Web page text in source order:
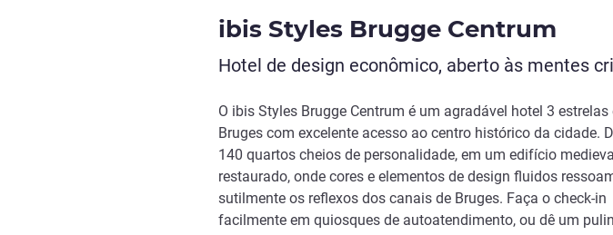
ibis Styles Brugge Centrum
Hotel de design econômico, aberto às mentes
O ibis Styles Brugge Centrum é um agradável hotel 3 estrelas
Bruges com excelente acesso ao centro histórico da cidade.
140 quartos cheios de personalidade, em um edifício
restaurado, onde cores e elementos de design fluidos
sutilmente os reflexos dos canais de Bruges. Faça o check-in
facilmente em quiosques de autoatendimento, ou dê um